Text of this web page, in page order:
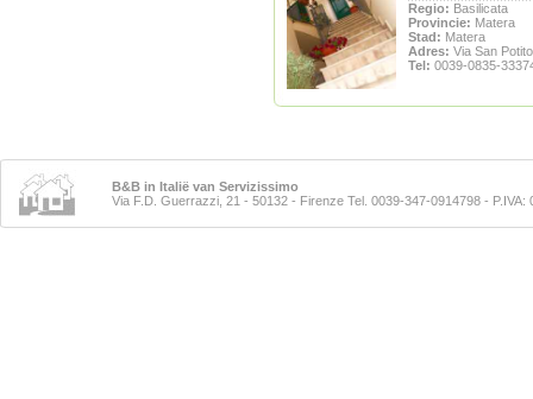
Regio: Basilicata
Provincie: Matera
Stad: Matera
Adres: Via San
Tel: 0039-0835-
B&B in Italië van Servizissimo
Via F.D. Guerrazzi, 21 - 50132 - Firenze Tel. 0039-347-0914798 - P.IVA: